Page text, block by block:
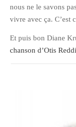
février 2012
janvier 2012
décembre 2011
novembre 2011
nous ne le savons
vivre avec ça. C’est
Et puis bon Diane
chanson d’Otis